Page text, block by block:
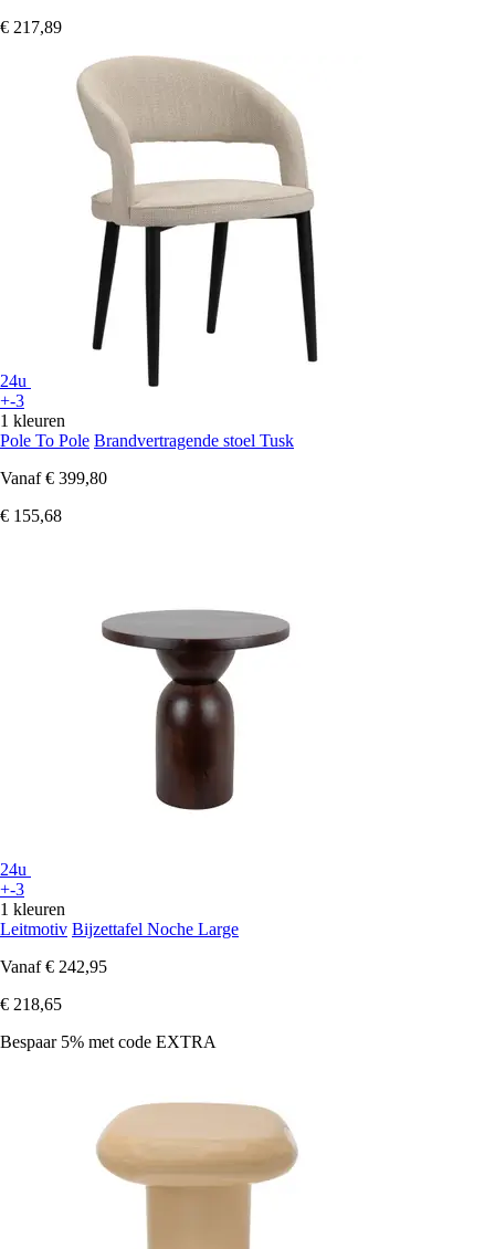
€ 217,89
24u
+-3
1 kleuren
Pole To Pole Brandvertragende stoel Tusk
Vanaf € 399,80
€ 155,68
24u
+-3
1 kleuren
Leitmotiv Bijzettafel Noche Large
Vanaf € 242,95
€ 218,65
Bespaar 5% met code EXTRA